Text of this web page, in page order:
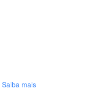
Saiba mais